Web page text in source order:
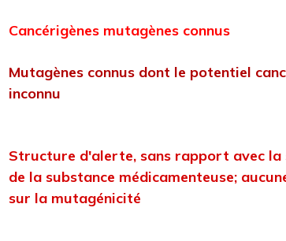
Cancérigènes mutagènes connus
Mutagènes connus dont le potentiel
inconnu
Structure d'alerte, sans rapport avec
de la substance médicamenteuse;
sur la mutagénicité